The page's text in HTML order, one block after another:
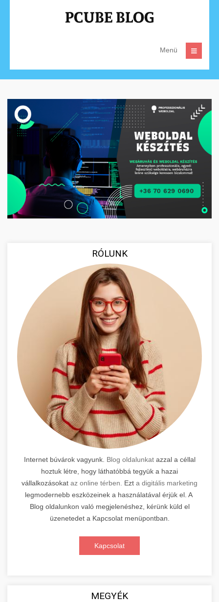
Menü
RÓLUNK
Internet búvárok vagyunk. Blog oldalunkatazzal a céllal
hoztuk létre, hogy láthatóbbá tegyük a hazai
vállalkozásokat az online térben. Ezt a digitális marketing
legmodernebb eszközeinek a használatával érjük el. A
Blog oldalunkon való megjelenéshez, kérünk küld el
üzenetedet a Kapcsolat menüpontban.
Kapcsolat
MEGYÉK